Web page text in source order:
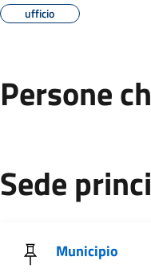
ufficio
Persone
Sede
Municipio